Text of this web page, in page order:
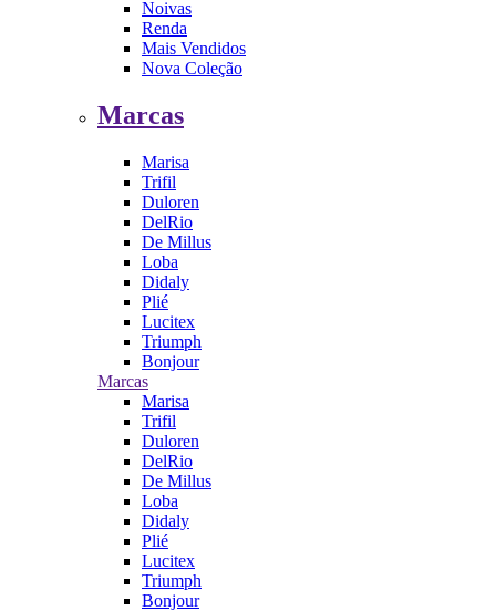
Noivas
Renda
Mais Vendidos
Nova Coleção
Marcas
Marisa
Trifil
Duloren
DelRio
De Millus
Loba
Didaly
Plié
Lucitex
Triumph
Bonjour
Marcas
Marisa
Trifil
Duloren
DelRio
De Millus
Loba
Didaly
Plié
Lucitex
Triumph
Bonjour